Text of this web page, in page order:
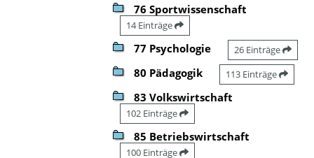
76 Sportwissenschaft
14 Einträge
77 Psychologie 26 Einträge
80 Pädagogik 113 Einträge
83 Volkswirtschaft
102 Einträge
85 Betriebswirtschaft
100 Einträge